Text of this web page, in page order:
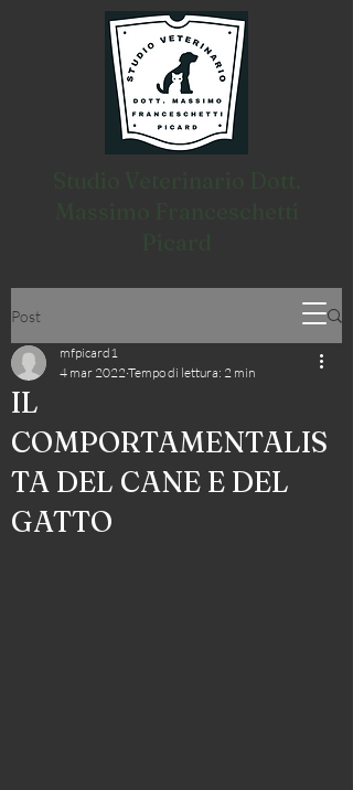
Post
IL
COMPORTAMENTALIS
TA DEL CANE E DEL
GATTO
mfpicard1
4 mar 2022Tempo di lettura: 2 min